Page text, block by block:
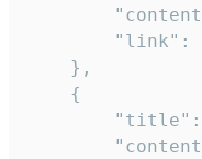
"link":
    },
    {